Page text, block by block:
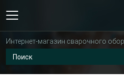
Интернет-магазин сварочного